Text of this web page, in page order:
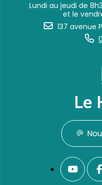
Lundi au jeudi de
et le
137 avenue